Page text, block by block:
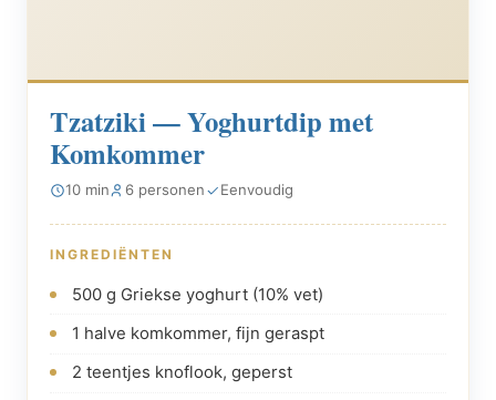
Tzatziki — Yoghurtdip met
Komkommer
10 min 6 personen Eenvoudig
INGREDIËNTEN
500 g Griekse yoghurt (10% vet)
1 halve komkommer, fijn geraspt
2 teentjes knoflook, geperst